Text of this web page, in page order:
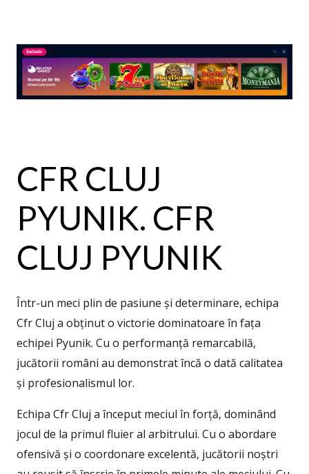
CFR CLUJ
PYUNIK. CFR
CLUJ PYUNIK
Într-un meci plin de pasiune și determinare, echipa
Cfr Cluj a obținut o victorie dominatoare în fața
echipei Pyunik. Cu o performanță remarcabilă,
jucătorii români au demonstrat încă o dată calitatea
și profesionalismul lor.
Echipa Cfr Cluj a început meciul în forță, dominând
jocul de la primul fluier al arbitrului. Cu o abordare
ofensivă și o coordonare excelentă, jucătorii noștri